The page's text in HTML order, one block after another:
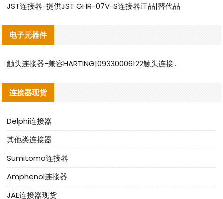
JST连接器-提供JST GHR-07V-S连接器正品|替代品
电子元器件
触头连接器-兼容HARTING|09330006122触头连接器替代品说明
连接器现货
Delphi连接器
其他类连接器
Sumitomo连接器
Amphenol连接器
JAE连接器现货